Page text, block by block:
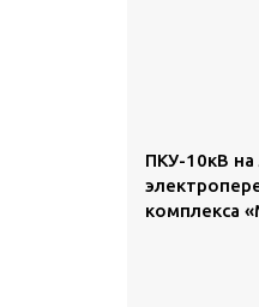
ПКУ-10кВ на
комплекса